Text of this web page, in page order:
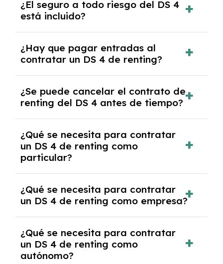
coche, renovarlo por uno nuevo o, en algunos
casos, comprarlo a un precio previamente
acordado.
¿El seguro a todo riesgo del DS 4
está incluido?
con el seguro a todo riesgo sin franquicia
incluido dentro de las cuotas mensuales.
¿Hay que pagar entradas al
contratar un DS 4 de renting?
tendrás que pagar ningún tipo de entrada
salvo en casos que lo exija el proveedor
debido al resultado del estudio de viabilidad
económica.
¿Se puede cancelar el contrato de
renting del DS 4 antes de tiempo?
pero puede haber penalizaciones por
cancelación anticipada. Es importante revisar
las condiciones del contrato y hablar con un
experto que te asesore.
¿Qué se necesita para contratar
un DS 4 de renting como
particular?
y, en algunos casos, una consulta de solvencia
crediticia y un pago inicial.
¿Qué se necesita para contratar
un DS 4 de renting como empresa?
documentación financiera y, en algunos
casos, un informe de solvencia de la empresa
y un pago inicial.
¿Qué se necesita para contratar
un DS 4 de renting como
autónomo?